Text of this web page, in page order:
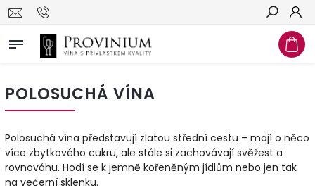
Hledat
POLOSUCHÁ VÍNA
Polosuchá vína představují zlatou střední cestu – mají o něco
více zbytkového cukru, ale stále si zachovávají svěžest a
rovnováhu. Hodí se k jemně kořeněným jídlům nebo jen tak
na večerní sklenku.